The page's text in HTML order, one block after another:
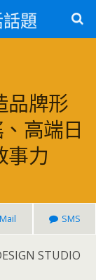
話題
品牌形
高端日
事力
Mail SMS
STUDIO